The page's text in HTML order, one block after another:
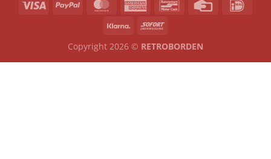
Copyright 2026 © RETROBORDEN